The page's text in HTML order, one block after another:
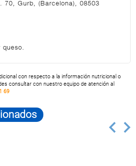
70, Gurb, (Barcelona), 08503
queso.
con respecto a la información nutricional o
consultar con nuestro equipo de atención al
69